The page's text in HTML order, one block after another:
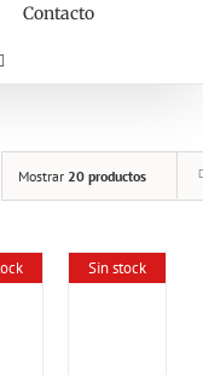
Contacto
Mostrar 20 productos
Sin stock